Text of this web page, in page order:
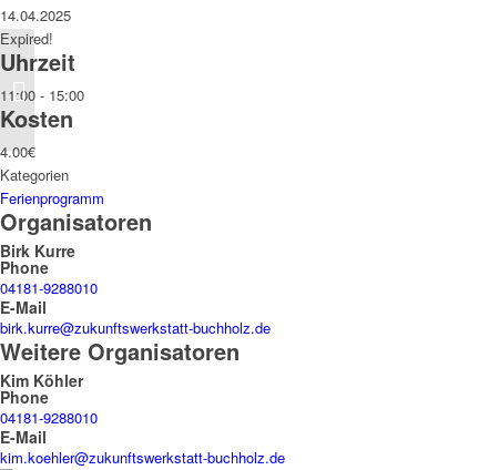
14.04.2025
Expired!
Uhrzeit
11:00 - 15:00
Kosten
4.00€
Kategorien
Ferienprogramm
Organisatoren
Birk Kurre
Phone
04181-9288010
E-Mail
birk.kurre@zukunftswerkstatt-buchholz.de
Weitere Organisatoren
Kim Köhler
Phone
04181-9288010
E-Mail
kim.koehler@zukunftswerkstatt-buchholz.de
Kürzeste Wege